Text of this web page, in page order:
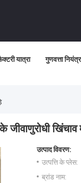
यात्रा गुणवत्ता
खिंचाव
उत्पाद विवरण:
उत्पत्ति के प्लेस:
ब्रांड नाम: